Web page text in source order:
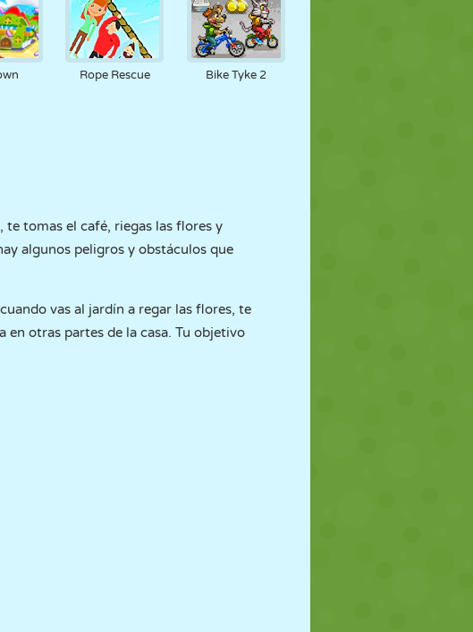
Rope Rescue Bike Tyke 2
te tomas el café, riegas las flores y
algunos peligros y obstáculos que
vas al jardín a regar las flores, te
en otras partes de la casa. Tu objetivo